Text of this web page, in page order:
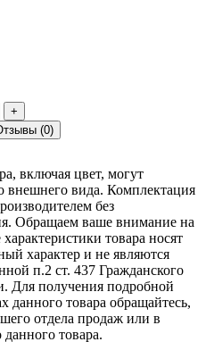
+
(0)
включая цвет, могут
внешнего вида. Комплектация
без
Обращаем ваше внимание на
товара носят
характер и не являются
п.2 ст. 437 Гражданского
Для получения подробной
данного товара обращайтесь,
отдела продаж или в
данного товара.